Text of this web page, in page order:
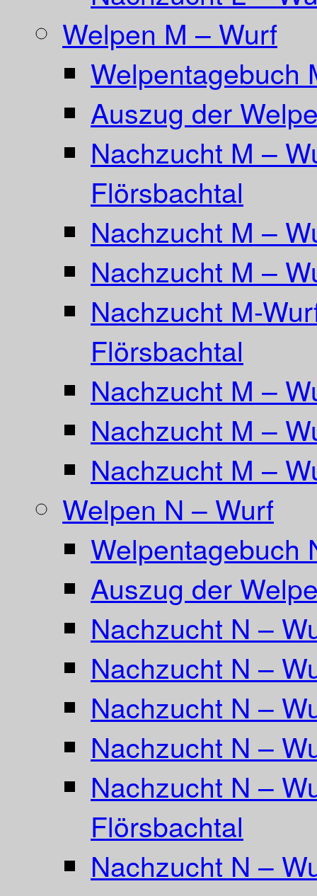
Welpen M – Wurf
Welpentagebuch
Auszug der
Nachzucht M –
Flörsbachtal
Nachzucht M –
Nachzucht M –
Nachzucht M-
Flörsbachtal
Nachzucht M –
Nachzucht M –
Nachzucht M –
Welpen N – Wurf
Welpentagebuch
Auszug der
Nachzucht N –
Nachzucht N –
Nachzucht N –
Nachzucht N –
Nachzucht N –
Flörsbachtal
Nachzucht N –